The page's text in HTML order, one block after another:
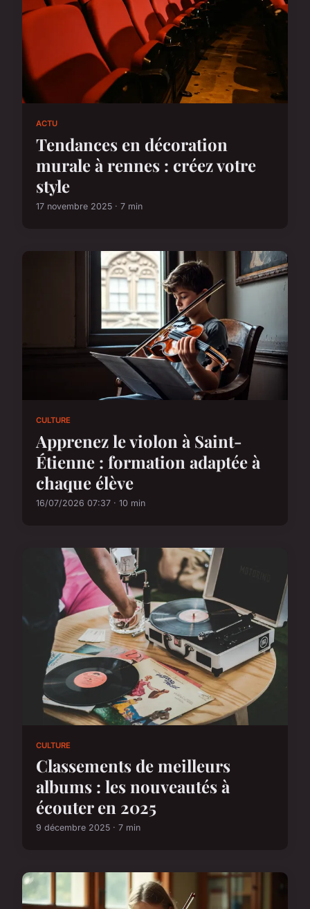
ACTU
Tendances en décoration
murale à rennes : créez votre
style
17 novembre 2025 · 7 min
CULTURE
Apprenez le violon à Saint-
Étienne : formation adaptée à
chaque élève
16/07/2026 07:37 · 10 min
CULTURE
Classements de meilleurs
albums : les nouveautés à
écouter en 2025
9 décembre 2025 · 7 min